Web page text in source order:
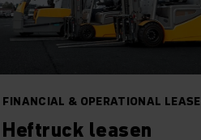
FINANCIAL & OPERATIONAL LEASE
Heftruck leasen